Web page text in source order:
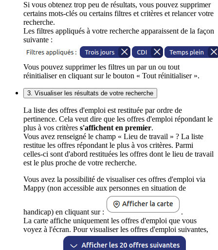
Si vous obtenez trop peu de résultats, vous pouvez supprimer
certains mots-clés ou certains filtres et critères et relancer votre
recherche.
Les filtres appliqués à votre recherche apparaissent de la façon
suivante :
Vous pouvez supprimer les filtres un par un ou tout
réinitialiser en cliquant sur le bouton « Tout réinitialiser ».
3. Visualiser les résultats de votre recherche
La liste des offres d'emploi est restituée par ordre de
pertinence. Cela veut dire que les offres d'emploi répondant le
plus à vos critères s'affichent en premier.
Vous avez renseigné le champ « Lieu de travail » ? La liste
restitue les offres répondant le plus à vos critères. Parmi
celles-ci sont d'abord restituées les offres dont le lieu de travail
est le plus proche de votre recherche.
Vous avez la possibilité de visualiser ces offres d'emploi via
Mappy (non accessible aux personnes en situation de
handicap) en cliquant sur :
.
La carte affiche uniquement les offres d'emploi que vous
voyez à l'écran. Pour visualiser les offres d'emploi suivantes,